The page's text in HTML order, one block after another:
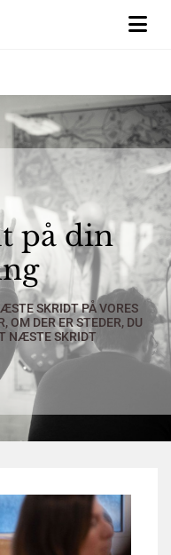
på din
SKRIDT PÅ VORES
OM DER ER STEDER, DU
NÆSTE SKRIDT